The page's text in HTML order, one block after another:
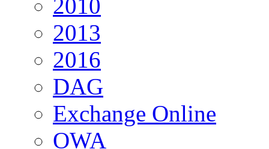
2010
2013
2016
DAG
Exchange Online
OWA